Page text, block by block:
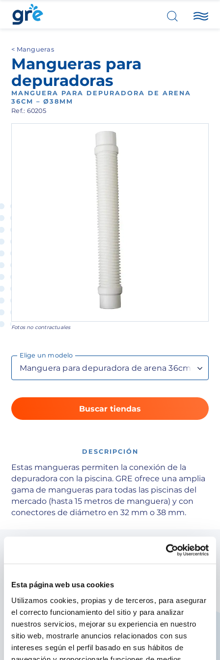
Esta página web usa cookies
Utilizamos cookies, propias y de terceros, para asegurar
el correcto funcionamiento del sitio y para analizar
nuestros servicios, mejorar su experiencia en nuestro
sitio web, mostrarle anuncios relacionados con sus
intereses según el perfil basado en sus hábitos de
Mangueras
Mangueras para
depuradoras
MANGUERA PARA DEPURADORA DE ARENA
36CM – Ø38MM
Ref.: 60205
Fotos no contractuales
Elige un modelo
Buscar tiendas
DESCRIPCIÓN
Estas mangueras permiten la conexión de la
depuradora con la piscina. GRE ofrece una amplia
gama de mangueras para todas las piscinas del
mercado (hasta 15 metros de manguera) y con
conectores de diámetro en 32 mm o 38 mm.
Manguera de conexión para depuradoras de
Tiene una longitud de 36 cm con un diámetro
de Ø38 mm